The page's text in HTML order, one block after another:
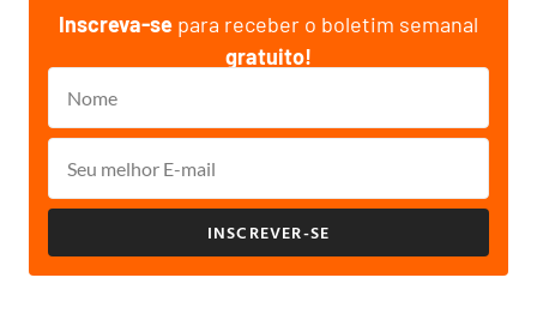
Inscreva-se para receber o boletim semanal
gratuito!
INSCREVER-SE